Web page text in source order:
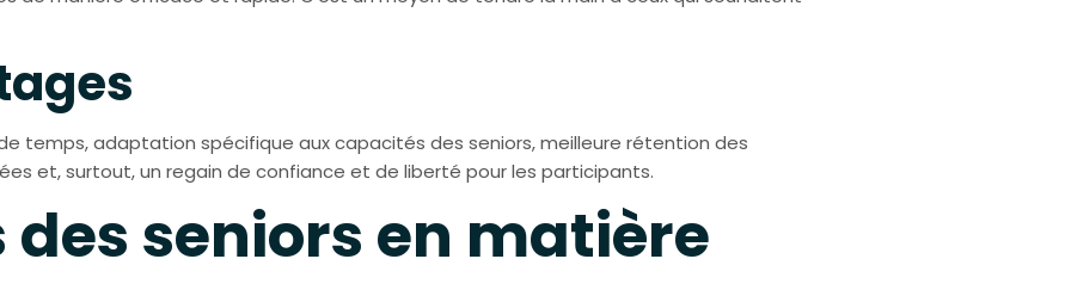
temps, adaptation spécifique aux capacités des seniors, meilleure rétention des
et, surtout, un regain de confiance et de liberté pour les participants.
seniors en matière